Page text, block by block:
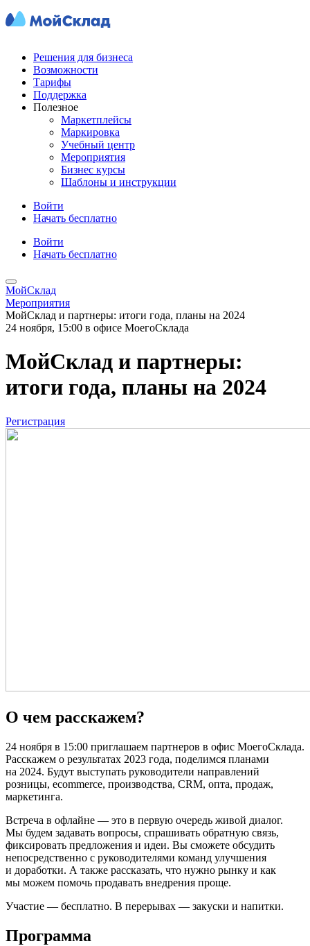
Решения для бизнеса
Возможности
Тарифы
Поддержка
Полезное
Маркетплейсы
Маркировка
Учебный центр
Мероприятия
Бизнес курсы
Шаблоны и инструкции
Войти
Начать бесплатно
Войти
Начать бесплатно
МойСклад
Мероприятия
МойСклад и партнеры: итоги года, планы на 2024
24 ноября, 15:00 в офисе МоегоСклада
МойСклад и партнеры:
итоги года, планы на 2024
Регистрация
О чем расскажем?
24 ноября в 15:00 приглашаем партнеров в офис МоегоСклада.
Расскажем о результатах 2023 года, поделимся планами
на 2024. Будут выступать руководители направлений
розницы, ecommerce, производства, CRM, опта, продаж,
маркетинга.
Встреча в офлайне — это в первую очередь живой диалог.
Мы будем задавать вопросы, спрашивать обратную связь,
фиксировать предложения и идеи. Вы сможете обсудить
непосредственно с руководителями команд улучшения
и доработки. А также рассказать, что нужно рынку и как
мы можем помочь продавать внедрения проще.
Участие — бесплатно. В перерывах — закуски и напитки.
Программа